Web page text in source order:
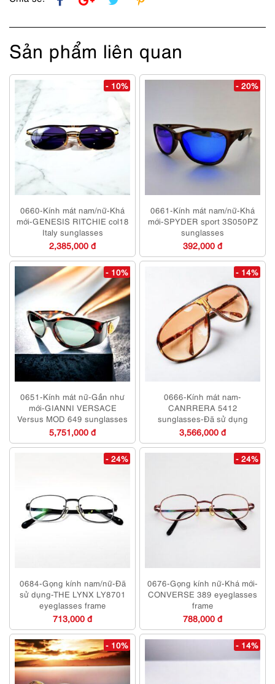
Sản phẩm liên quan
- 10%
0660-Kính mát nam/nữ-Khá
mới-GENESIS RITCHIE col18
Italy sunglasses
2,385,000 đ
- 20%
0661-Kính mát nam/nữ-Khá
mới-SPYDER sport 3S050PZ
sunglasses
392,000 đ
- 10%
0651-Kính mát nữ-Gần như
mới-GIANNI VERSACE
Versus MOD 649 sunglasses
5,751,000 đ
- 14%
0666-Kính mát nam-
CANRRERA 5412
sunglasses-Đã sử dụng
3,566,000 đ
- 24%
0684-Gọng kính nam/nữ-Đã
sử dụng-THE LYNX LY8701
eyeglasses frame
713,000 đ
- 24%
0676-Gọng kính nữ-Khá mới-
CONVERSE 389 eyeglasses
frame
788,000 đ
- 10% - 14%